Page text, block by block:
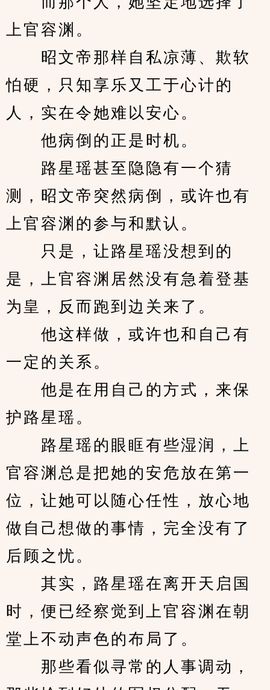
上官容渊。
昭文帝那样自私凉薄、欺软
怕硬，只知享乐又工于心计的
人，实在令她难以安心。
他病倒的正是时机。
路星瑶甚至隐隐有一个猜
测，昭文帝突然病倒，或许也有
上官容渊的参与和默认。
只是，让路星瑶没想到的
是，上官容渊居然没有急着登基
为皇，反而跑到边关来了。
他这样做，或许也和自己有
一定的关系。
他是在用自己的方式，来保
护路星瑶。
路星瑶的眼眶有些湿润，上
官容渊总是把她的安危放在第一
位，让她可以随心任性，放心地
做自己想做的事情，完全没有了
后顾之忧。
其实，路星瑶在离开天启国
时，便已经察觉到上官容渊在朝
堂上不动声色的布局了。
那些看似寻常的人事调动，